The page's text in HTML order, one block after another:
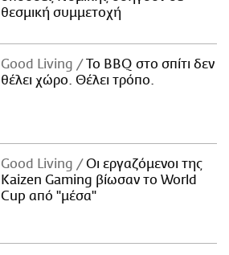
θεσμική συμμετοχή
Good Living
Το BBQ στο σπίτι δεν
θέλει χώρο. Θέλει τρόπο.
Good Living
Οι εργαζόμενοι της
Kaizen Gaming βίωσαν το World
Cup από "μέσα"